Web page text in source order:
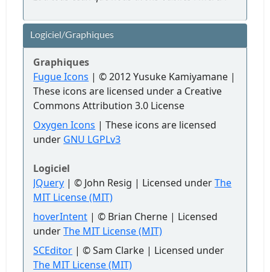
Logiciel/Graphiques
Graphiques
Fugue Icons | © 2012 Yusuke Kamiyamane |
These icons are licensed under a Creative
Commons Attribution 3.0 License
Oxygen Icons | These icons are licensed
under GNU LGPLv3
Logiciel
JQuery | © John Resig | Licensed underThe
MIT License (MIT)
hoverIntent | © Brian Cherne | Licensed
underThe MIT License (MIT)
SCEditor | © Sam Clarke | Licensed under
The MIT License (MIT)